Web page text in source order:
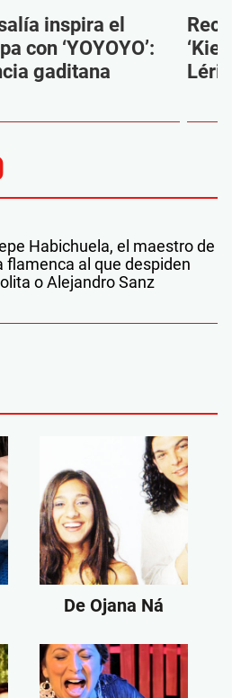
inspira el
con ‘YOYOYO’:
gaditana
Habichuela, el maestro de
flamenca al que despiden
o Alejandro Sanz
De Ojana Ná